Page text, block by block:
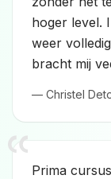
hoger level.
weer
bracht mij
— Christel
Prima